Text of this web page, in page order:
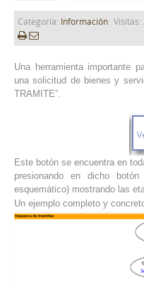
Categoría: Información Visitas:
Una herramienta importante
una solicitud de bienes y
TRAMITE”.
Este botón se encuentra en
presionando en dicho
esquemático) mostrando las
Un ejemplo completo y